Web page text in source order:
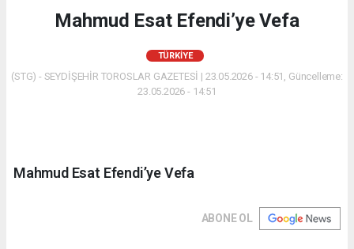
Mahmud Esat Efendi’ye Vefa
TÜRKIYE
(STG) - SEYDİŞEHİR TOROSLAR GAZETESİ | 23.05.2026 - 14:51, Güncelleme:
23.05.2026 - 14:51
Mahmud Esat Efendi’ye Vefa
ABONE OL